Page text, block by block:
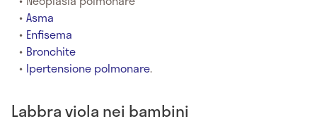
Asma
Enfisema
Bronchite
Ipertensione polmonare.
Labbra viola nei bambini